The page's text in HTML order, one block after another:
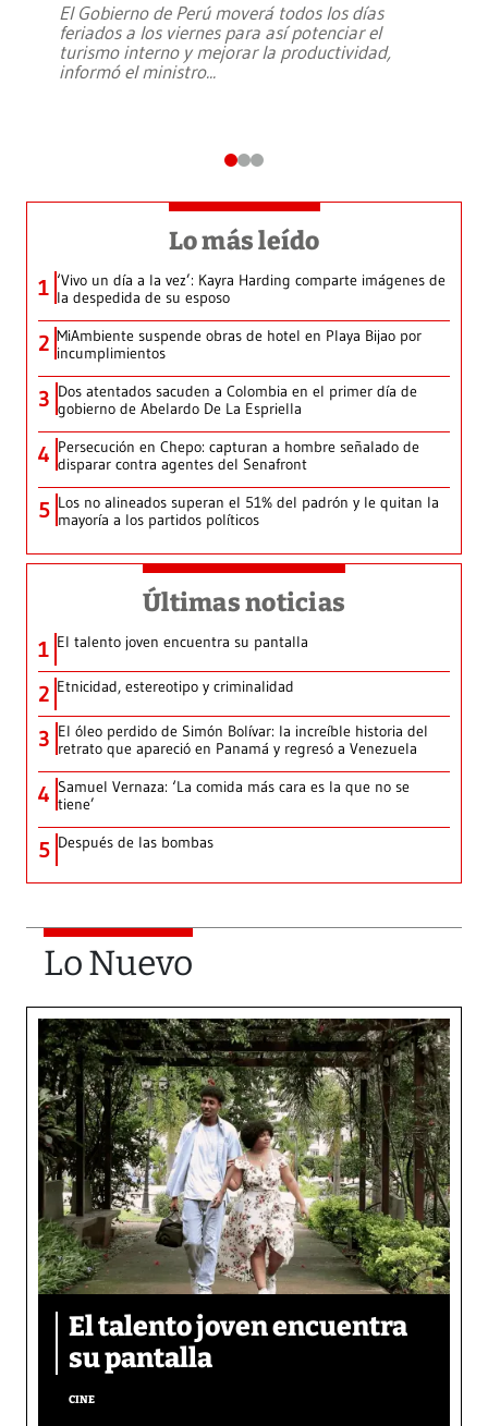
El Gobierno de Perú moverá todos los días
feriados a los viernes para así potenciar el
turismo interno y mejorar la productividad,
informó el ministro...
Lo más leído
1 ‘Vivo un día a la vez’: Kayra Harding comparte imágenes de
la despedida de su esposo
2 MiAmbiente suspende obras de hotel en Playa Bijao por
incumplimientos
3 Dos atentados sacuden a Colombia en el primer día de
gobierno de Abelardo De La Espriella
4 Persecución en Chepo: capturan a hombre señalado de
disparar contra agentes del Senafront
5 Los no alineados superan el 51% del padrón y le quitan la
mayoría a los partidos políticos
Últimas noticias
1 El talento joven encuentra su pantalla​
2 Etnicidad, estereotipo y criminalidad
3 El óleo perdido de Simón Bolívar: la increíble historia del
retrato que apareció en Panamá y regresó a Venezuela
4 Samuel Vernaza: ‘La comida más cara es la que no se
tiene’
5 Después de las bombas
Lo Nuevo
El talento joven encuentra
su pantalla​
CINE